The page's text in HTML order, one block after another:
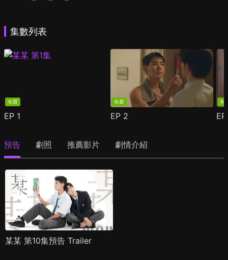
集數列表
免費
EP 1
免費
EP 2
免
預告 劇照 推薦影片 劇情介紹
某某 第10集預告 Trailer